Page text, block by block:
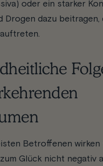
oder ein starker
Drogen dazu beitragen,
Betroffenen wirken
Glück nicht negativ